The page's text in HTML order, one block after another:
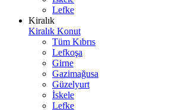
Lefke
Kiralık
Kiralık Konut
Tüm Kıbrıs
Lefkoşa
Girne
Gazimağusa
Güzelyurt
İskele
Lefke